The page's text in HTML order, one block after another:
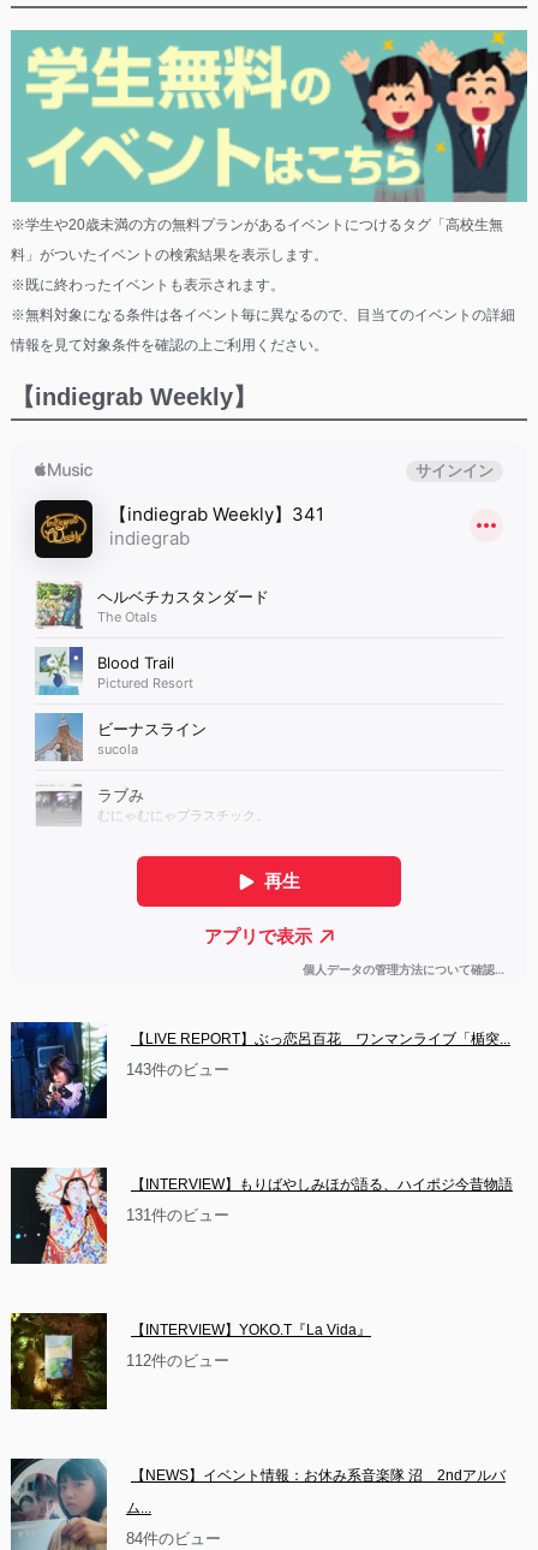
※学生や20歳未満の方の無料プランがあるイベントにつけるタグ「高校生無
料」がついたイベントの検索結果を表示します。
※既に終わったイベントも表示されます。
※無料対象になる条件は各イベント毎に異なるので、目当てのイベントの詳細
情報を見て対象条件を確認の上ご利用ください。
【indiegrab Weekly】
【LIVE REPORT】ぶっ恋呂百花　ワンマンライブ「楯突...
143件のビュー
【INTERVIEW】もりばやしみほが語る、ハイポジ今昔物語
131件のビュー
【INTERVIEW】YOKO.T『La Vida』
112件のビュー
【NEWS】イベント情報：お休み系音楽隊 沼　2ndアルバ
ム...
84件のビュー